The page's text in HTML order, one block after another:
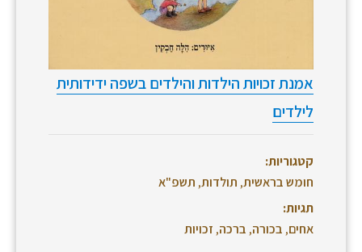
אמנת זכויות הילדות והילדים בשפה ידידותית
לילדים
קטגוריות:
חומש בראשית, תולדות, תשפ"א
תגיות:
אחים, בכורה, ברכה, זכויות